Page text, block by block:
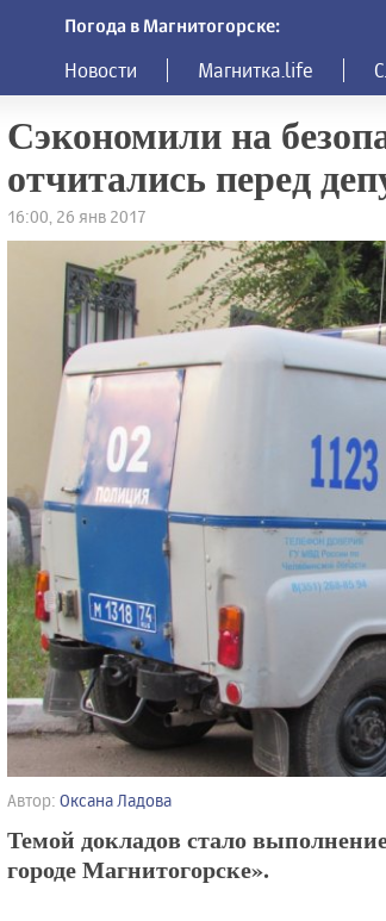
Погода в Магнитогорске:
Новости Магнитка.life
Сэкономили на
отчитались перед
16:00, 26 янв 2017
Автор: Оксана Ладова
Темой докладов стало
городе Магнитогорске».